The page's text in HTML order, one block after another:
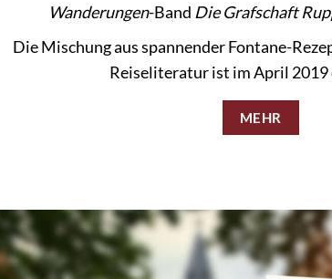
Wanderungen-Band Die Grafschaft
Die Mischung aus spannender Fontane-
Reiseliteratur ist im April 2019
MEHR